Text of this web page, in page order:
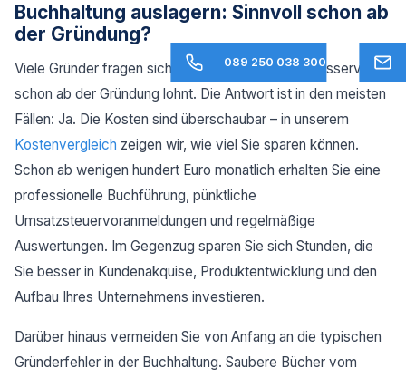
Buchhaltung auslagern: Sinnvoll schon ab
der Gründung?
Viele Gründer fragen sich, ob sich ein Buchhaltungsservice
schon ab der Gründung lohnt. Die Antwort ist in den meisten
Fällen: Ja. Die Kosten sind überschaubar – in unserem
Kostenvergleich zeigen wir, wie viel Sie sparen können.
Schon ab wenigen hundert Euro monatlich erhalten Sie eine
professionelle Buchführung, pünktliche
Umsatzsteuervoranmeldungen und regelmäßige
Auswertungen. Im Gegenzug sparen Sie sich Stunden, die
Sie besser in Kundenakquise, Produktentwicklung und den
Aufbau Ihres Unternehmens investieren.
Darüber hinaus vermeiden Sie von Anfang an die typischen
Gründerfehler in der Buchhaltung. Saubere Bücher vom
089 250 038 300